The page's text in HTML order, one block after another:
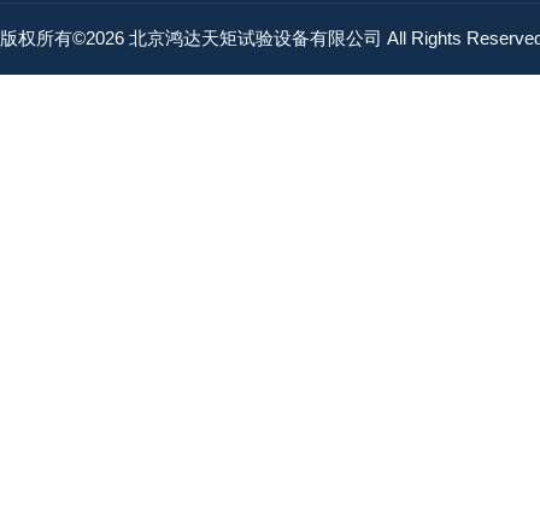
版权所有©2026 北京鸿达天矩试验设备有限公司 All Rights